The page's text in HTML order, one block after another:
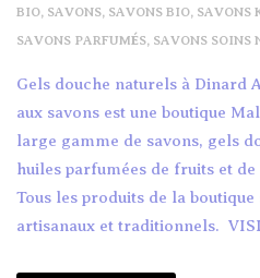
BIO, SAVONS, SAVONS BIO, SAVONS
SAVONS PARFUMÉS, SAVONS SOINS
Gels douche naturels à Dinard
aux savons est une boutique
large gamme de savons, gels
huiles parfumées de fruits et
Tous les produits de la
artisanaux et traditionnels.